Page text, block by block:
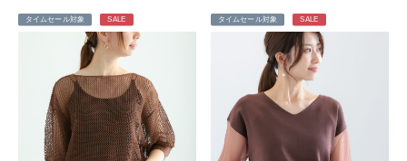
タイムセール対象 SALE タイムセール対象 SALE